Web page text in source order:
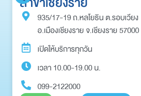
935/17-19 ถ.หลโยธิน ต.รอบเวียง
อ.เมืองเชียงราย จ.เชียงราย 57000
เปิดให้บริการทุกวัน
เวลา 10.00-19.00 น.
099-2122000